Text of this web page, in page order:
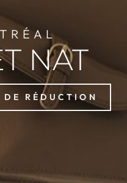
NAT
RÉDUCTION